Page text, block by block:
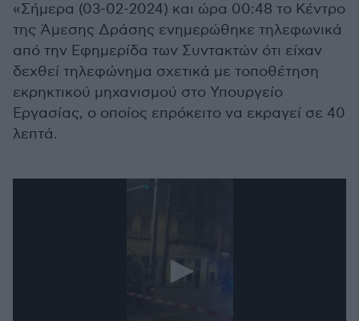
«Σήμερα (03-02-2024) και ώρα 00:48 το Κέντρο
της Άμεσης Δράσης ενημερώθηκε τηλεφωνικά
από την Εφημερίδα των Συντακτών ότι είχαν
δεχθεί τηλεφώνημα σχετικά με τοποθέτηση
εκρηκτικού μηχανισμού στο Υπουργείο
Εργασίας, ο οποίος επρόκειτο να εκραγεί σε 40
λεπτά.